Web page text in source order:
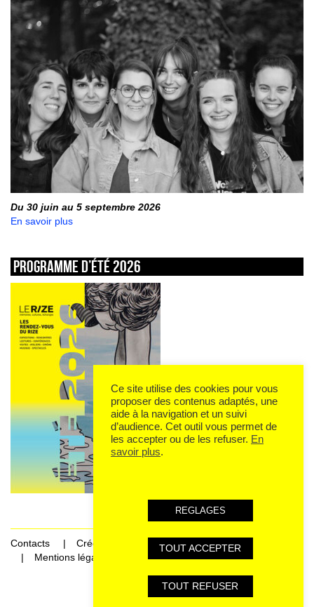
Du 30 juin au 5 septembre 2026
En savoir plus
Programme d’été 2026
Contacts
Crédits
Mentions légales et données personnelles
Ce site utilise des cookies pour vous
proposer des contenus adaptés, une
aide à la navigation et un suivi
d’audience. Cet outil vous permet de
les accepter ou de les refuser. En
savoir plus.
REGLAGES
TOUT ACCEPTER
TOUT REFUSER